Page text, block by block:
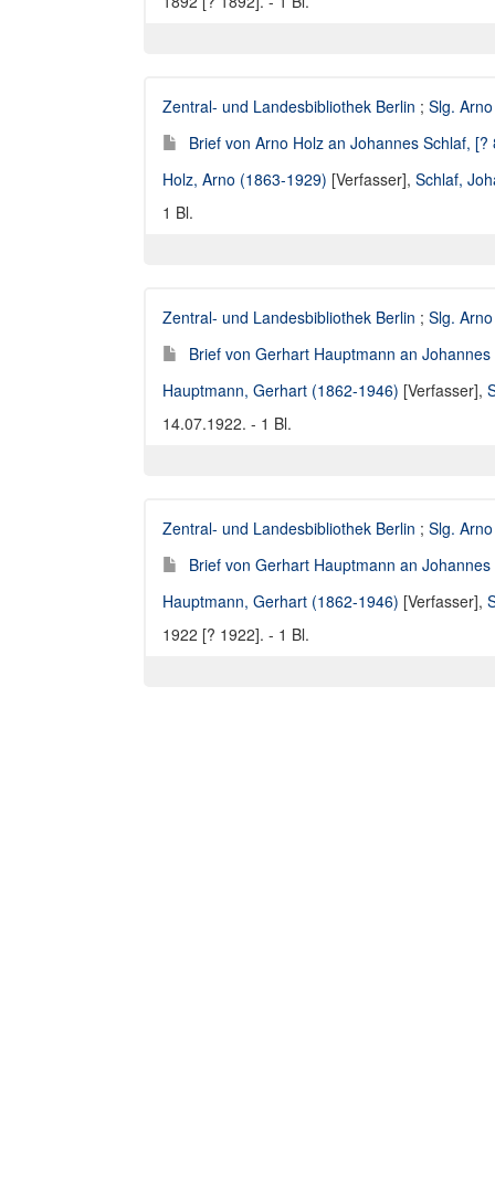
Zentral- und Landesbibliothek Berlin ; Slg.
Brief von Arno Holz an Johannes Schlaf, [?
Holz, Arno (1863-1929) [Verfasser], Schlaf,
1 Bl.
Zentral- und Landesbibliothek Berlin ; Slg.
Brief von Gerhart Hauptmann an
Hauptmann, Gerhart (1862-1946) [Verfasser],
14.07.1922. - 1 Bl.
Zentral- und Landesbibliothek Berlin ; Slg.
Brief von Gerhart Hauptmann an
Hauptmann, Gerhart (1862-1946) [Verfasser],
1922 [? 1922]. - 1 Bl.